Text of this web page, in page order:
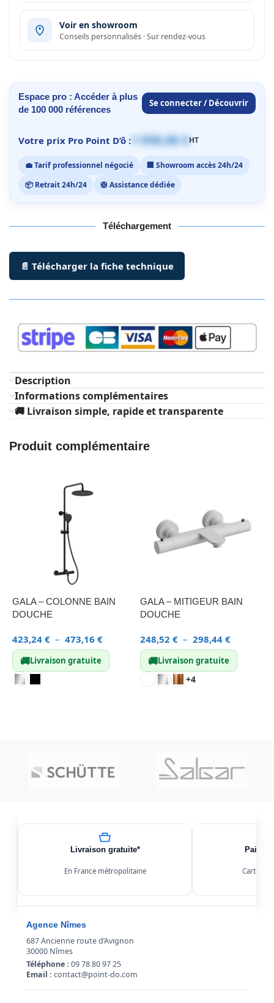
Voir en showroom
Conseils personnalisés · Sur rendez-vous
Espace pro : Accéder à plus
de 100 000 références
Se connecter / Découvrir
Votre prix Pro Point D’ô : 1 059,00 €HT
💼 Tarif professionnel négocié
🏢 Showroom accès 24h/24
📦 Retrait 24h/24
🛟 Assistance dédiée
Téléchargement
📄 Télécharger la fiche technique
Description
Informations complémentaires
🚚 Livraison simple, rapide et transparente
Produit complémentaire
GALA – COLONNE BAIN
DOUCHE
423,24 € – 473,16 €
🚚Livraison gratuite
GALA – MITIGEUR BAIN
DOUCHE
248,52 € – 298,44 €
🚚Livraison gratuite
+4
Livraison gratuite*
En France métropolitaine Carte,
Agence Nîmes
687 Ancienne route d’Avignon
30000 Nîmes
Téléphone : 09 78 80 97 25
Email : contact@point-do.com